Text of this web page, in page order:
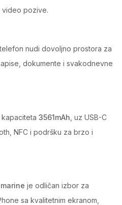
video pozive.
nudi dovoljno prostora za
dokumente i svakodnevne
3561mAh , uz USB-C
NFC i podršku za brzo i
je odličan izbor za
sa kvalitetnim ekranom,